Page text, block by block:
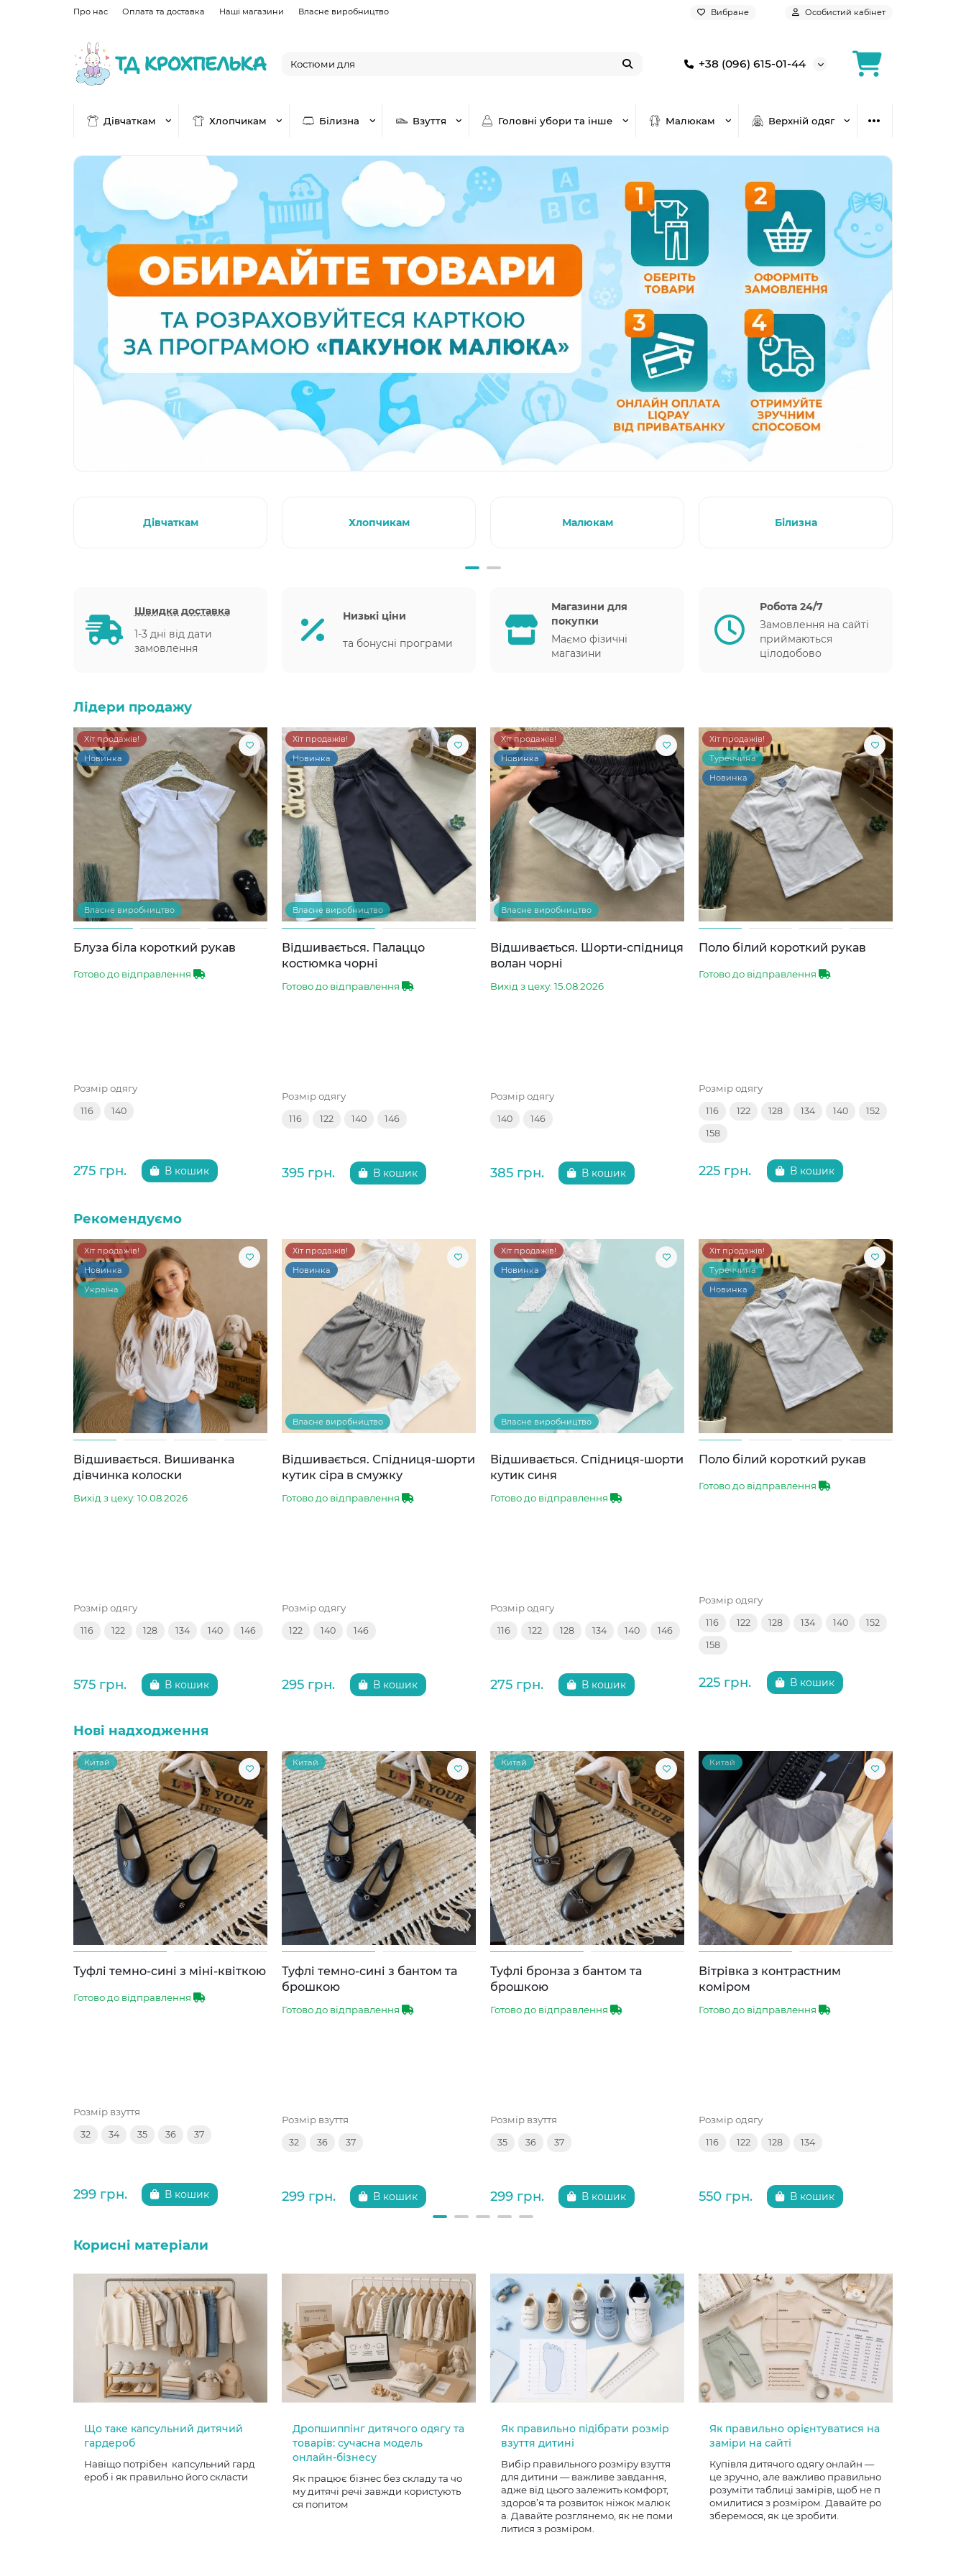
Про нас Оплата та доставка Наші магазини Власне виробництво Вибране Особистий кабінет
+38 (096) 615-01-44
Дівчаткам Хлопчикам Білизна Взуття Головні убори та інше Малюкам Верхній одяг
Дівчаткам Хлопчикам Малюкам Білизна
Швидка доставка
1-3 дні від дати
замовлення
Низькі ціни
та бонусні програми
Магазини для
покупки
Маємо фізичні
магазини
Робота 24/7
Замовлення на сайті
приймаються
цілодобово
Лідери продажу
Хіт продажів!
Новинка
Власне виробництво
Блуза біла короткий рукав
Готово до відправлення
Розмір одягу
116 140
275 грн. В кошик
Хіт продажів!
Новинка
Власне виробництво
Відшивається. Палаццо
костюмка чорні
Готово до відправлення
Розмір одягу
116 122 140 146
395 грн. В кошик
Хіт продажів!
Новинка
Власне виробництво
Відшивається. Шорти-спідниця
волан чорні
Вихід з цеху: 15.08.2026
Розмір одягу
140 146
385 грн. В кошик
Хіт продажів!
Туреччина
Новинка
Поло білий короткий рукав
Готово до відправлення
Розмір одягу
116 122 128 134 140 152
158
225 грн. В кошик
Рекомендуємо
Хіт продажів!
Новинка
Україна
Відшивається. Вишиванка
дівчинка колоски
Вихід з цеху: 10.08.2026
Розмір одягу
116 122 128 134 140 146
575 грн. В кошик
Хіт продажів!
Новинка
Власне виробництво
Відшивається. Спідниця-шорти
кутик сіра в смужку
Готово до відправлення
Розмір одягу
122 140 146
295 грн. В кошик
Хіт продажів!
Новинка
Власне виробництво
Відшивається. Спідниця-шорти
кутик синя
Готово до відправлення
Розмір одягу
116 122 128 134 140 146
275 грн. В кошик
Хіт продажів!
Туреччина
Новинка
Поло білий короткий рукав
Готово до відправлення
Розмір одягу
116 122 128 134 140 152
158
225 грн. В кошик
Нові надходження
Китай
Туфлі темно-сині з міні-квіткою
Готово до відправлення
Розмір взуття
32 34 35 36 37
299 грн. В кошик
Китай
Туфлі темно-сині з бантом та
брошкою
Готово до відправлення
Розмір взуття
32 36 37
299 грн. В кошик
Китай
Туфлі бронза з бантом та
брошкою
Готово до відправлення
Розмір взуття
35 36 37
299 грн. В кошик
Китай
Вітрівка з контрастним
коміром
Готово до відправлення
Розмір одягу
116 122 128 134
550 грн. В кошик
Корисні матеріали
Що таке капсульний дитячий
гардероб
Навіщо потрібен капсульний гард
ероб і як правильно його скласти
Дропшиппінг дитячого одягу та
товарів: сучасна модель
онлайн-бізнесу
Як працює бізнес без складу та чо
му дитячі речі завжди користують
ся попитом
Як правильно підібрати розмір
взуття дитині
Вибір правильного розміру взуття
для дитини — важливе завдання,
адже від цього залежить комфорт,
здоров’я та розвиток ніжок малюк
а. Давайте розглянемо, як не поми
литися з розміром.
Як правильно орієнтуватися на
заміри на сайті
Купівля дитячого одягу онлайн —
це зручно, але важливо правильно
розуміти таблиці замірів, щоб не п
омилитися з розміром. Давайте ро
зберемося, як це зробити.